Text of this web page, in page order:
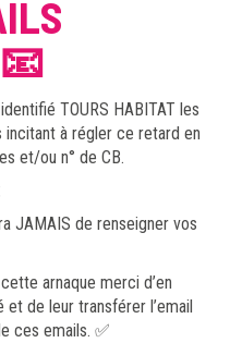
TOURS HABITAT les
incitant à régler ce retard en
et/ou n° de CB.
JAMAIS de renseigner vos
arnaque merci d’en
de leur transférer l’email
ces emails. ✅